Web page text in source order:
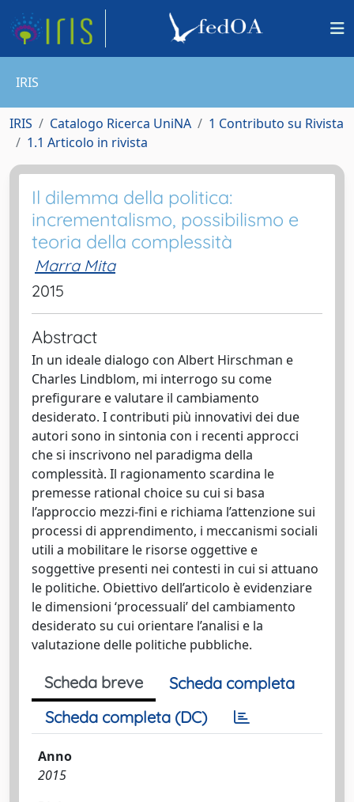
IRIS
IRIS Catalogo Ricerca UniNA
1 Contributo su Rivista
1.1 Articolo in rivista
Il dilemma della politica:
incrementalismo, possibilismo e
teoria della complessità
Marra Mita
2015
Abstract
In un ideale dialogo con Albert Hirschman e
Charles Lindblom, mi interrogo su come
prefigurare e valutare il cambiamento
desiderato. I contributi più innovativi dei due
autori sono in sintonia con i recenti approcci
che si inscrivono nel paradigma della
complessità. Il ragionamento scardina le
premesse rational choice su cui si basa
l’approccio mezzi-fini e richiama l’attenzione sui
processi di apprendimento, i meccanismi sociali
utili a mobilitare le risorse oggettive e
soggettive presenti nei contesti in cui si attuano
le politiche. Obiettivo dell’articolo è evidenziare
le dimensioni ‘processuali’ del cambiamento
desiderato su cui orientare l’analisi e la
valutazione delle politiche pubbliche.
Scheda breve
Scheda completa
Scheda completa (DC)
Anno
2015